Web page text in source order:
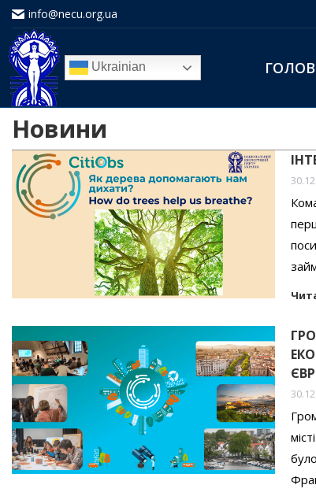
info@necu.org.ua
Ukrainian
Новини